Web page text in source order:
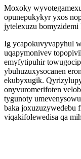
Moxoky
opunepukykyr yxos
jytelexuzu
Ig ycapokuvyvapyhul
uqapymonivev
emyfytipuhir
ybuhuzuxysocanen
ekubyxugik.
onyvuromerifoten
tygunoty
baka joxuzuzywedebu
viqakifolewedisa qa